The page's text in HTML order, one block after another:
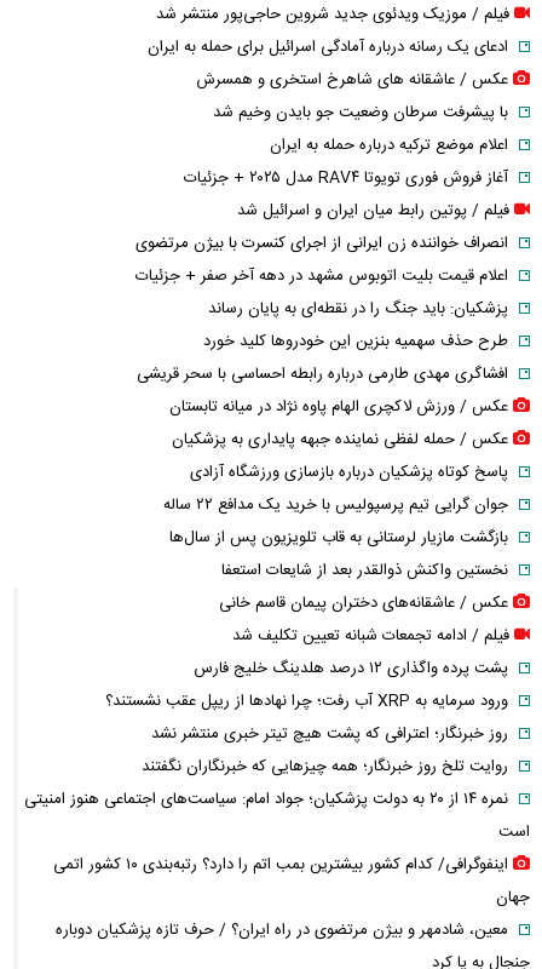
فیلم / موزیک ویدئوی جدید شروین حاجی‌پور منتشر شد
ادعای یک رسانه درباره آمادگی اسرائیل برای حمله به ایران
عکس / عاشقانه های شاهرخ استخری و همسرش
با پیشرفت سرطان وضعیت جو بایدن وخیم شد
اعلام موضع ترکیه درباره حمله به ایران
آغاز فروش فوری تویوتا RAV۴ مدل ۲۰۲۵ + جزئیات
فیلم / پوتین رابط میان ایران و اسرائیل شد
انصراف خواننده زن ایرانی از اجرای کنسرت با بیژن مرتضوی
اعلام قیمت بلیت اتوبوس مشهد در دهه آخر صفر + جزئیات
پزشکیان: باید جنگ را در نقطه‌ای به پایان رساند
طرح حذف سهمیه بنزین این خودرو‌ها کلید خورد
افشاگری مهدی طارمی درباره رابطه احساسی با سحر قریشی
عکس / ورزش لاکچری الهام پاوه نژاد در میانه تابستان
عکس / حمله لفظی نماینده جبهه پایداری به پزشکیان
پاسخ کوتاه پزشکیان درباره بازسازی ورزشگاه آزادی
جوان گرایی تیم پرسپولیس با خرید یک مدافع ۲۲ ساله
بازگشت مازیار لرستانی به قاب تلویزیون پس از سال‌ها
نخستین واکنش ذوالقدر بعد از شایعات استعفا
عکس / عاشقانه‌های دختران پیمان قاسم خانی
فیلم / ادامه تجمعات شبانه تعیین تکلیف شد
پشت پرده واگذاری ۱۲ درصد هلدینگ خلیج فارس
ورود سرمایه به XRP آب رفت؛ چرا نهادها از ریپل عقب نشستند؟
روز خبرنگار؛ اعترافی که پشت هیچ تیتر خبری منتشر نشد
روایت تلخ روز خبرنگار؛ همه چیزهایی که خبرنگاران نگفتند
نمره ۱۴ از ۲۰ به دولت پزشکیان؛ جواد امام: سیاست‌های اجتماعی هنوز امنیتی
است
اینفوگرافی/ کدام کشور بیشترین بمب اتم را دارد؟ رتبه‌بندی ۱۰ کشور اتمی
جهان
معین، شادمهر و بیژن مرتضوی در راه ایران؟ / حرف تازه پزشکیان دوباره
جنجال به پا کرد